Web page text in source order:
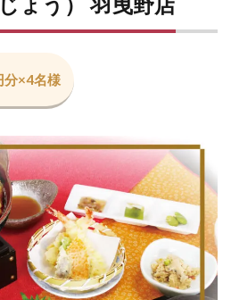
分×4名様